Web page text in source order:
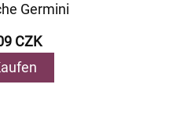
Germini
CZK